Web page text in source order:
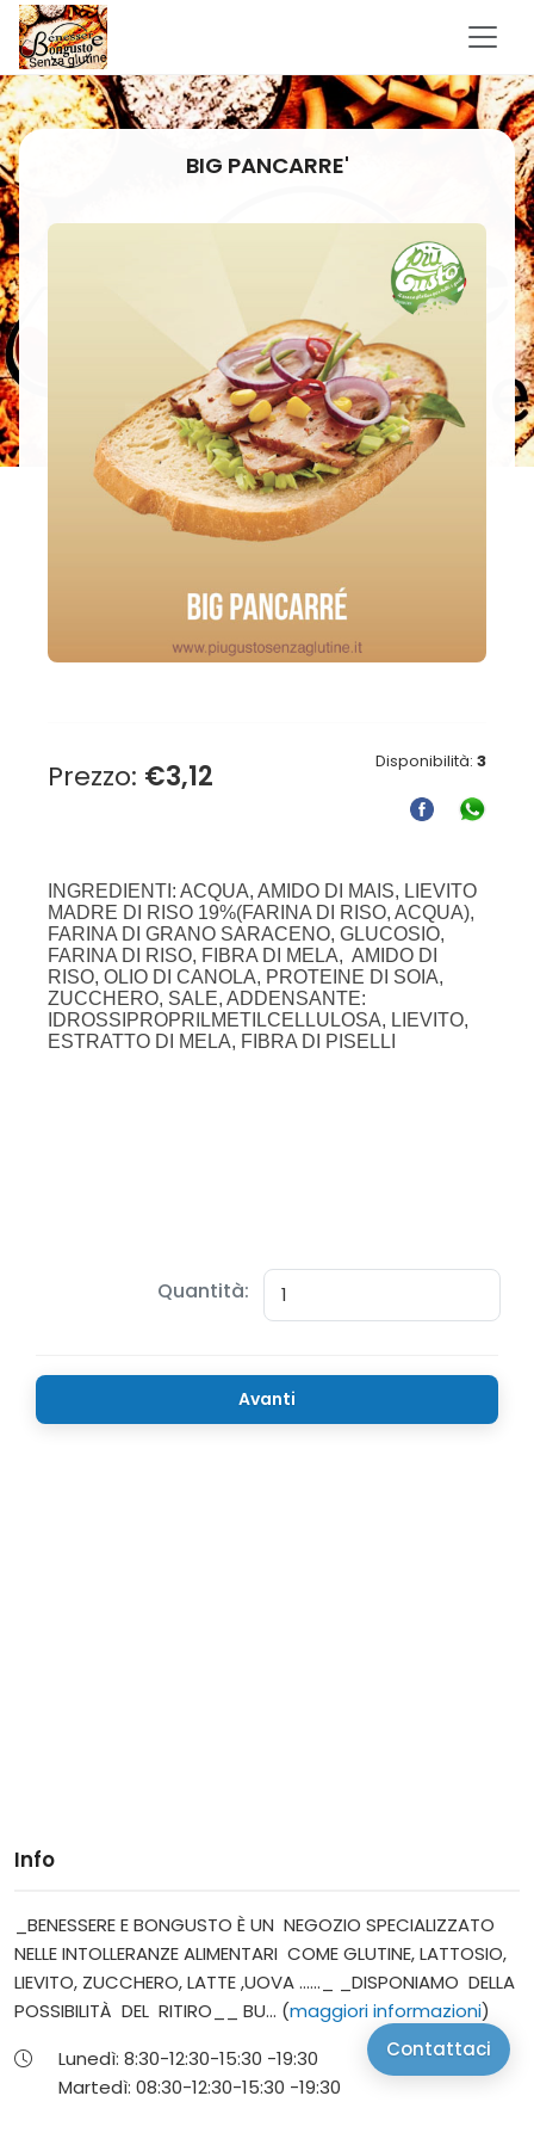
Contattaci
BIG PANCARRE'
Prezzo: €3,12 Disponibilità: 3
Quantità:
Avanti
Info
_BENESSERE E BONGUSTO È UN NEGOZIO SPECIALIZZATO
NELLE INTOLLERANZE ALIMENTARI COME GLUTINE, LATTOSIO,
LIEVITO, ZUCCHERO, LATTE ,UOVA ......_ _DISPONIAMO DELLA
POSSIBILITÀ DEL RITIRO__ BU... (maggiori informazioni)
Lunedì:8:30-12:30-15:30 -19:30
Martedì:08:30-12:30-15:30 -19:30